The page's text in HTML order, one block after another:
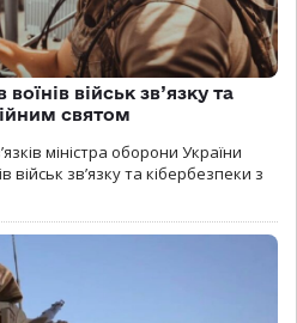
військ зв’язку та
святом
міністра оборони України
військ зв’язку та кібербезпеки з